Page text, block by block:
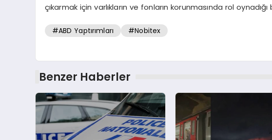
çıkarmak için varlıkların ve fonların korunmasında rol oynadığı
#ABD Yaptırımları #Nobitex
Benzer Haberler